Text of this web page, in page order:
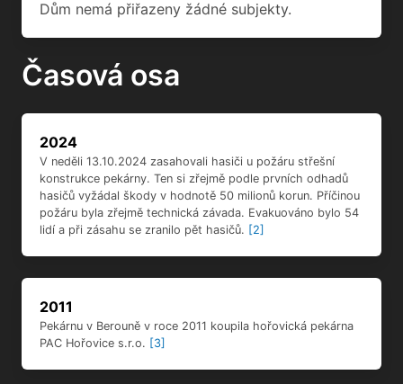
2024
V neděli 13.10.2024 zasahovali hasiči u požáru střešní
hasičů vyžádal škody v hodnotě 50 milionů korun. Příčinou
požáru byla zřejmě technická závada. Evakuováno bylo 54
2011
Pekárnu v Berouně v roce 2011 koupila hořovická pekárna
PAC Hořovice s.r.o.[3]
V roce 2009 město Beroun přebudovává budovu bývalého
žitného mlýna na kulturní centrum.[5]